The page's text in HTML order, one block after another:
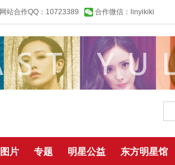
网站合作QQ：10723389 合作微信：linyikiki
图片 专题 明星公益 东方明星馆